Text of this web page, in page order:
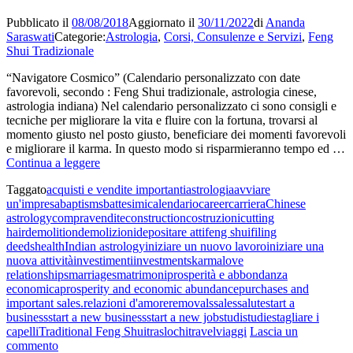
Pubblicato il 08/08/2018Aggiornato il 30/11/2022di Ananda
SaraswatiCategorie:Astrologia, Corsi, Consulenze e Servizi, Feng
Shui Tradizionale
“Navigatore Cosmico” (Calendario personalizzato con date
favorevoli, secondo : Feng Shui tradizionale, astrologia cinese,
astrologia indiana) Nel calendario personalizzato ci sono consigli e
tecniche per migliorare la vita e fluire con la fortuna, trovarsi al
momento giusto nel posto giusto, beneficiare dei momenti favorevoli
e migliorare il karma. In questo modo si risparmieranno tempo ed …
Continua a leggere“Navigatore
calendario
personalizzato
Taggatoacquisti e vendite importantiastrologiaavviare
un'impresabaptismsbattesimicalendariocareercarrieraChinese
astrologycompravenditeconstructioncostruzionicutting
hairdemolitiondemolizionidepositare attifeng shuifiling
deedshealthIndian astrologyiniziare un nuovo lavoroiniziare una
nuova attivitàinvestimentiinvestmentskarmalove
relationshipsmarriagesmatrimoniprosperità e abbondanza
economicaprosperity and economic abundancepurchases and
important sales.relazioni d'amoreremovalssalessalutestart a
businessstart a new businessstart a new jobstudistudiestagliare i
capelliTraditional Feng Shuitraslochitravelviaggi Lascia un
commentosu